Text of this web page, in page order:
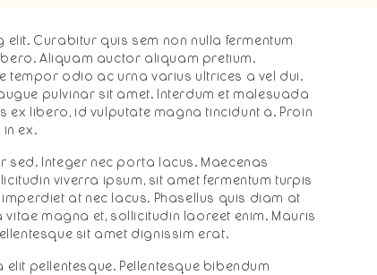
Curabitur quis sem non nulla fermentum
Aliquam auctor aliquam pretium.
tempor odio ac urna varius ultrices a vel dui.
pulvinar sit amet. Interdum et malesuada
ex libero, id vulputate magna tincidunt a. Proin
ex.
sed. Integer nec porta lacus. Maecenas
viverra ipsum, sit amet fermentum turpis
at nec lacus. Phasellus quis diam at
magna et, sollicitudin laoreet enim. Mauris
sit amet dignissim erat.
pellentesque. Pellentesque bibendum